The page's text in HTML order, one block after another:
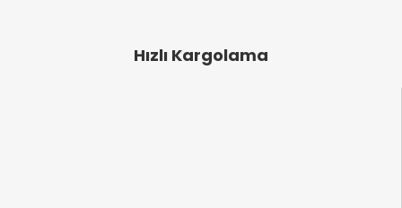
Ürün bilgilerinde hatalar bulunuyor.
Hızlı Kargolama